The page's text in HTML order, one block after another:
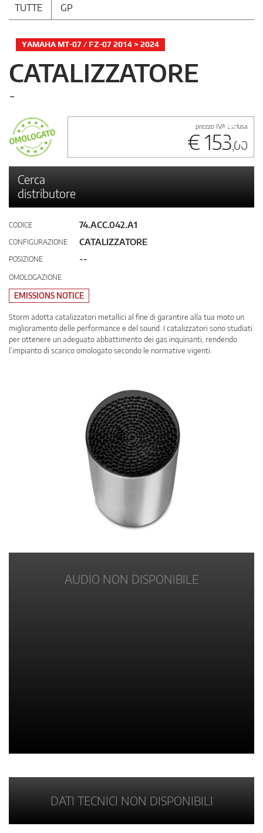
TUTTE GP
YAMAHA MT-07 / FZ-07 2014 > 2024
CATALIZZATORE
-
prezzo IVA esclusa
€ 153,00
Cerca
distributore
CODICE 74.ACC.042.A1
CONFIGURAZIONE CATALIZZATORE
POSIZIONE --
OMOLOGAZIONE
EMISSIONS NOTICE
Storm adotta catalizzatori metallici al fine di garantire alla tua moto un
miglioramento delle performance e del sound. I catalizzatori sono studiati
per ottenere un adeguato abbattimento dei gas inquinanti, rendendo
l’impianto di scarico omologato secondo le normative vigenti.
AUDIO NON DISPONIBILE
DATI TECNICI NON DISPONIBILI